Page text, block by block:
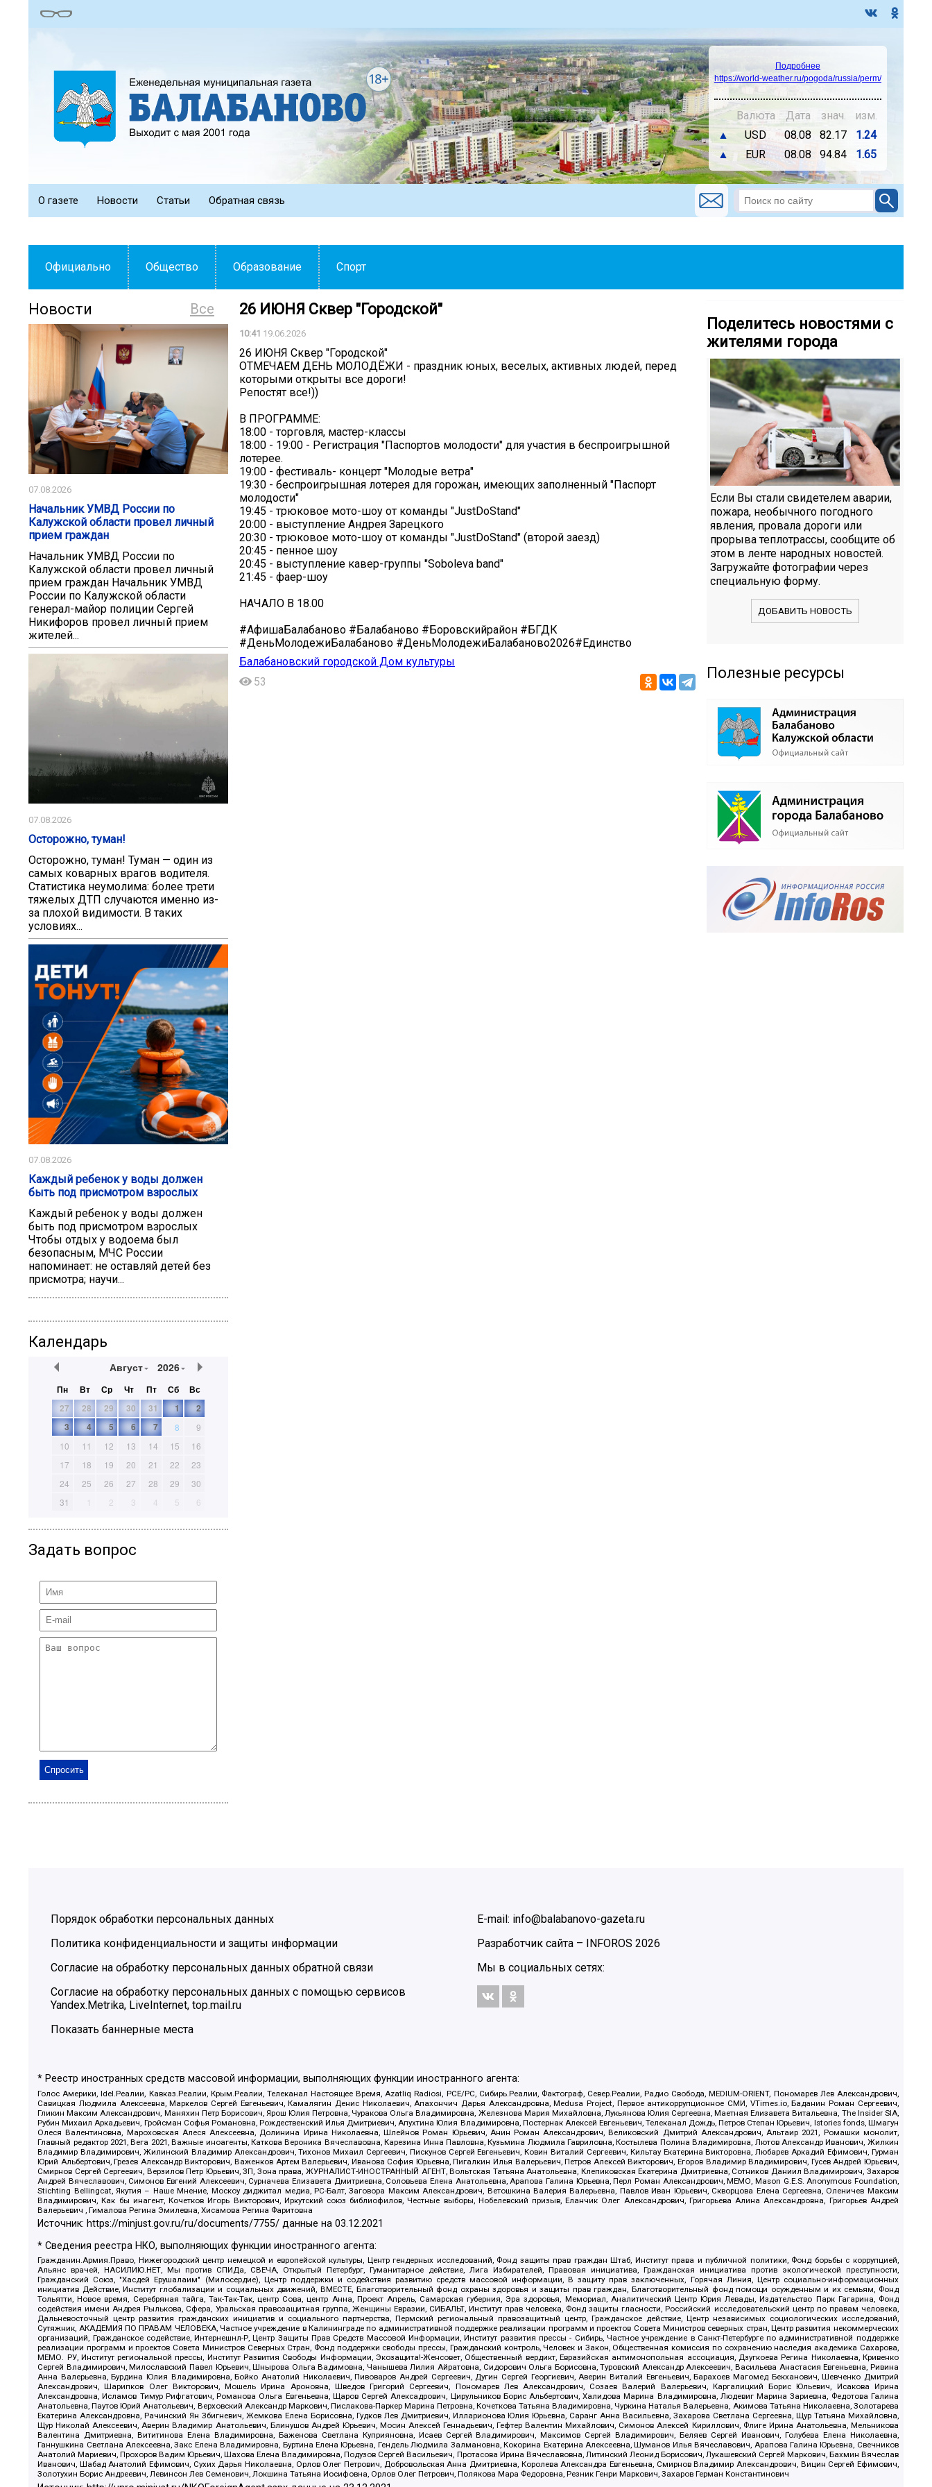
Подробнее
https://world-weather.ru/pogoda/russia/perm/
Валюта Дата знач.
изм.
▲
USD 08.08 82.17
1.24
▲
EUR 08.08 94.84 1.65
О газете Новости Статьи Обратная связь
Официально Общество Образование Спорт
Все
Новости
07.08.2026
Начальник УМВД России по
Калужской области провел личный
прием граждан
Начальник УМВД России по
Калужской области провел личный
прием граждан Начальник УМВД
России по Калужской области
генерал-майор полиции Сергей
Никифоров провел личный прием
жителей...
07.08.2026
Осторожно, туман!
Осторожно, туман! Туман — один из
самых коварных врагов водителя.
Статистика неумолима: более трети
тяжелых ДТП случаются именно из-
за плохой видимости. В таких
условиях...
07.08.2026
Каждый ребенок у воды должен
быть под присмотром взрослых
Каждый ребенок у воды должен
быть под присмотром взрослых
Чтобы отдых у водоема был
безопасным, МЧС России
напоминает: не оставляй детей без
присмотра; научи...
Календарь
Август 2026
Пн Вт Ср Чт Пт Сб
Вс
27
28 29 30 31 1
2
3
4 5 6 7 8
9
10
11 12 13 14 15
16
17
18 19 20 21 22
23
24
25 26 27 28 29
30
31
1 2 3 4 5 6
Задать вопрос
26 ИЮНЯ Сквер "Городской"
10:41 19.06.2026
26 ИЮНЯ Сквер "Городской"
ОТМЕЧАЕМ ДЕНЬ МОЛОДЁЖИ - праздник юных, веселых, активных людей, перед
которыми открыты все дороги!
Репостят все!))
В ПРОГРАММЕ:
18:00 - торговля, мастер-классы
18:00 - 19:00 - Регистрация "Паспортов молодости" для участия в беспроигрышной
лотерее.
19:00 - фестиваль- концерт "Молодые ветра"
19:30 - беспроигрышная лотерея для горожан, имеющих заполненный "Паспорт
молодости"
19:45 - трюковое мото-шоу от команды "JustDoStand"
20:00 - выступление Андрея Зарецкого
20:30 - трюковое мото-шоу от команды "JustDoStand" (второй заезд)
20:45 - пенное шоу
20:45 - выступление кавер-группы "Soboleva band"
21:45 - фаер-шоу
НАЧАЛО В 18.00
#АфишаБалабаново #Балабаново #Боровскийрайон #БГДК
#ДеньМолодежиБалабаново #ДеньМолодежиБалабаново2026#Единство
Балабановский городской Дом культуры
53
Поделитесь новостями с
жителями города
Если Вы стали свидетелем аварии,
пожара, необычного погодного
явления, провала дороги или
прорыва теплотрассы, сообщите об
этом в ленте народных новостей.
Загружайте фотографии через
специальную форму.
ДОБАВИТЬ НОВОСТЬ
Полезные ресурсы
Порядок обработки персональных данных
Политика конфиденциальности и защиты информации
Согласие на обработку персональных данных обратной связи
Согласие на обработку персональных данных с помощью сервисов
Yandex.Metrika, LiveInternet, top.mail.ru
Показать баннерные места
E-mail: info@balabanovo-gazeta.ru
Разработчик сайта – INFOROS 2026
Мы в социальных сетях:
* Реестр иностранных средств массовой информации, выполняющих функции иностранного агента:
Голос Америки, Idel.Реалии, Кавказ.Реалии, Крым.Реалии, Телеканал Настоящее Время, Azatliq Radiosi, PCE/PC, Сибирь.Реалии, Фактограф, Север.Реалии, Радио Свобода, MEDIUM-ORIENT, Пономарев Лев Александрович,
Савицкая Людмила Алексеевна, Маркелов Сергей Евгеньевич, Камалягин Денис Николаевич, Апахончич Дарья Александровна, Medusa Project, Первое антикоррупционное СМИ, VTimes.io, Баданин Роман Сергеевич,
Гликин Максим Александрович, Маняхин Петр Борисович, Ярош Юлия Петровна, Чуракова Ольга Владимировна, Железнова Мария Михайловна, Лукьянова Юлия Сергеевна, Маетная Елизавета Витальевна, The Insider SIA,
Рубин Михаил Аркадьевич, Гройсман Софья Романовна, Рождественский Илья Дмитриевич, Апухтина Юлия Владимировна, Постернак Алексей Евгеньевич, Телеканал Дождь, Петров Степан Юрьевич, Istories fonds, Шмагун
Олеся Валентиновна, Мароховская Алеся Алексеевна, Долинина Ирина Николаевна, Шлейнов Роман Юрьевич, Анин Роман Александрович, Великовский Дмитрий Александрович, Альтаир 2021, Ромашки монолит,
Главный редактор 2021, Вега 2021, Важные иноагенты, Каткова Вероника Вячеславовна, Карезина Инна Павловна, Кузьмина Людмила Гавриловна, Костылева Полина Владимировна, Лютов Александр Иванович, Жилкин
Владимир Владимирович, Жилинский Владимир Александрович, Тихонов Михаил Сергеевич, Пискунов Сергей Евгеньевич, Ковин Виталий Сергеевич, Кильтау Екатерина Викторовна, Любарев Аркадий Ефимович, Гурман
Юрий Альбертович, Грезев Александр Викторович, Важенков Артем Валерьевич, Иванова София Юрьевна, Пигалкин Илья Валерьевич, Петров Алексей Викторович, Егоров Владимир Владимирович, Гусев Андрей Юрьевич,
Смирнов Сергей Сергеевич, Верзилов Петр Юрьевич, ЗП, Зона права, ЖУРНАЛИСТ-ИНОСТРАННЫЙ АГЕНТ, Вольтская Татьяна Анатольевна, Клепиковская Екатерина Дмитриевна, Сотников Даниил Владимирович, Захаров
Андрей Вячеславович, Симонов Евгений Алексеевич, Сурначева Елизавета Дмитриевна, Соловьева Елена Анатольевна, Арапова Галина Юрьевна, Перл Роман Александрович, МЕМО, Mason G.E.S. Anonymous Foundation,
Stichting Bellingcat, Якутия – Наше Мнение, Москоу диджитал медиа, РС-Балт, Заговора Максим Александрович, Ветошкина Валерия Валерьевна, Павлов Иван Юрьевич, Скворцова Елена Сергеевна, Оленичев Максим
Владимирович, Как бы инагент, Кочетков Игорь Викторович, Иркутский союз библиофилов, Честные выборы, Нобелевский призыв, Еланчик Олег Александрович, Григорьева Алина Александровна, Григорьев Андрей
Валерьевич , Гималова Регина Эмилевна, Хисамова Регина Фаритовна
Источник: https://minjust.gov.ru/ru/documents/7755/ данные на03.12.2021
* Сведения реестра НКО, выполняющих функции иностранного агента:
Гражданин.Армия.Право, Нижегородский центр немецкой и европейской культуры, Центр гендерных исследований, Фонд защиты прав граждан Штаб, Институт права и публичной политики, Фонд борьбы с коррупцией,
Альянс врачей, НАСИЛИЮ.НЕТ, Мы против СПИДа, СВЕЧА, Открытый Петербург, Гуманитарное действие, Лига Избирателей, Правовая инициатива, Гражданская инициатива против экологической преступности,
Гражданский Союз, "Хасдей Ерушалаим" (Милосердие), Центр поддержки и содействия развитию средств массовой информации, В защиту прав заключенных, Горячая Линия, Центр социально-информационных
инициатив Действие, Институт глобализации и социальных движений, ВМЕСТЕ, Благотворительный фонд охраны здоровья и защиты прав граждан, Благотворительный фонд помощи осужденным и их семьям, Фонд
Тольятти, Новое время, Серебряная тайга, Так-Так-Так, центр Сова, центр Анна, Проект Апрель, Самарская губерния, Эра здоровья, Мемориал, Аналитический Центр Юрия Левады, Издательство Парк Гагарина, Фонд
содействия имени Андрея Рылькова, Сфера, Уральская правозащитная группа, Женщины Евразии, СИБАЛЬТ, Институт прав человека, Фонд защиты гласности, Российский исследовательский центр по правам человека,
Дальневосточный центр развития гражданских инициатив и социального партнерства, Пермский региональный правозащитный центр, Гражданское действие, Центр независимых социологических исследований,
Сутяжник, АКАДЕМИЯ ПО ПРАВАМ ЧЕЛОВЕКА, Частное учреждение в Калининграде по административной поддержке реализации программ и проектов Совета Министров северных стран, Центр развития некоммерческих
организаций, Гражданское содействие, Интернешнл-Р, Центр Защиты Прав Средств Массовой Информации, Институт развития прессы - Сибирь, Частное учреждение в Санкт-Петербурге по административной поддержке
реализации программ и проектов Совета Министров Северных Стран, Фонд поддержки свободы прессы, Гражданский контроль, Человек и Закон, Общественная комиссия по сохранению наследия академика Сахарова,
МЕМО. РУ, Институт региональной прессы, Институт Развития Свободы Информации, Экозащита!-Женсовет, Общественный вердикт, Евразийская антимонопольная ассоциация, Дзугкоева Регина Николаевна, Кривенко
Сергей Владимирович, Милославский Павел Юрьевич, Шнырова Ольга Вадимовна, Чанышева Лилия Айратовна, Сидорович Ольга Борисовна, Туровский Александр Алексеевич, Васильева Анастасия Евгеньевна, Ривина
Анна Валерьевна, Бурдина Юлия Владимировна, Бойко Анатолий Николаевич, Пивоваров Андрей Сергеевич, Дугин Сергей Георгиевич, Аверин Виталий Евгеньевич, Барахоев Магомед Бекханович, Шевченко Дмитрий
Александрович, Шарипков Олег Викторович, Мошель Ирина Ароновна, Шведов Григорий Сергеевич, Пономарев Лев Александрович, Созаев Валерий Валерьевич, Каргалицкий Борис Юльевич, Исакова Ирина
Александровна, Исламов Тимур Рифгатович, Романова Ольга Евгеньевна, Щаров Сергей Алексадрович, Цирульников Борис Альбертович, Халидова Марина Владимировна, Людевиг Марина Зариевна, Федотова Галина
Анатольевна, Паутов Юрий Анатольевич, Верховский Александр Маркович, Пислакова-Паркер Марина Петровна, Кочеткова Татьяна Владимировна, Чуркина Наталья Валерьевна, Акимова Татьяна Николаевна, Золотарева
Екатерина Александровна, Рачинский Ян Збигневич, Жемкова Елена Борисовна, Гудков Лев Дмитриевич, Илларионова Юлия Юрьевна, Саранг Анна Васильевна, Захарова Светлана Сергеевна, Щур Татьяна Михайловна,
Щур Николай Алексеевич, Аверин Владимир Анатольевич, Блинушов Андрей Юрьевич, Мосин Алексей Геннадьевич, Гефтер Валентин Михайлович, Симонов Алексей Кириллович, Флиге Ирина Анатольевна, Мельникова
Валентина Дмитриевна, Вититинова Елена Владимировна, Баженова Светлана Куприяновна, Исаев Сергей Владимирович, Максимов Сергей Владимирович, Беляев Сергей Иванович, Голубева Елена Николаевна,
Ганнушкина Светлана Алексеевна, Закс Елена Владимировна, Буртина Елена Юрьевна, Гендель Людмила Залмановна, Кокорина Екатерина Алексеевна, Шуманов Илья Вячеславович, Арапова Галина Юрьевна, Свечников
Анатолий Мариевич, Прохоров Вадим Юрьевич, Шахова Елена Владимировна, Подузов Сергей Васильевич, Протасова Ирина Вячеславовна, Литинский Леонид Борисович, Лукашевский Сергей Маркович, Бахмин Вячеслав
Иванович, Шабад Анатолий Ефимович, Сухих Дарья Николаевна, Орлов Олег Петрович, Добровольская Анна Дмитриевна, Королева Александра Евгеньевна, Смирнов Владимир Александрович, Вицин Сергей Ефимович,
Золотухин Борис Андреевич, Левинсон Лев Семенович, Локшина Татьяна Иосифовна, Орлов Олег Петрович, Полякова Мара Федоровна, Резник Генри Маркович, Захаров Герман Константинович